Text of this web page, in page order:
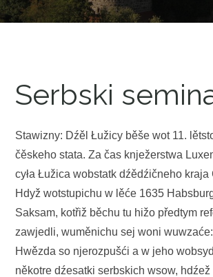
Serbski
Stawizny: Dźěl Łužicy běše wot 11.
čěskeho stata. Za čas knježerstwa
cyła Łužica wobstatk dźědźičneho kraja
Hdyž wotstupichu w lěće 1635
Saksam, kotřiž běchu tu hižo předtym
zawjedli, wuměnichu sej woni
Hwězda so njerozpušći a w jeho
někotre dźesatki serbskich wsow,